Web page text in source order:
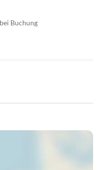
Buchung